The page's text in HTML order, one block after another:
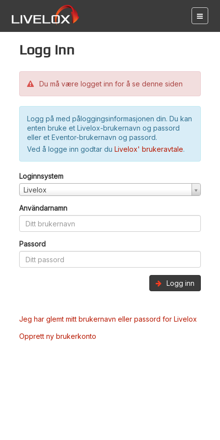
Logg inn
Du må være logget inn for å se denne siden
Logg på med påloggingsinformasjonen din. Du kan
enten bruke et Livelox-brukernavn og passord
eller et Eventor-brukernavn og passord.
Ved å logge inn godtar du Livelox' brukeravtale.
Loginnsystem
Livelox
Användarnamn
Passord
Logg inn
Jeg har glemt mitt brukernavn eller passord for Livelox
Opprett ny brukerkonto